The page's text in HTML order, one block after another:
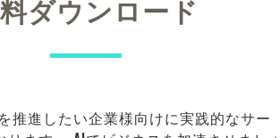
ダウンロード
推進したい企業様向けに実践的なサー